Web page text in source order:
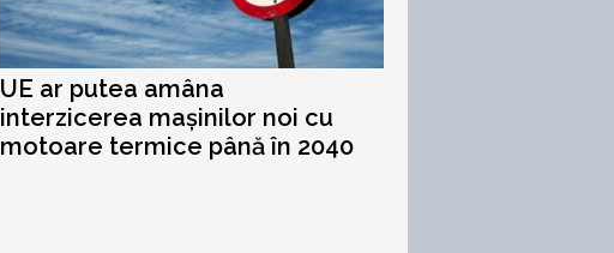
UE ar putea amâna
interzicerea mașinilor noi cu
motoare termice până în 2040